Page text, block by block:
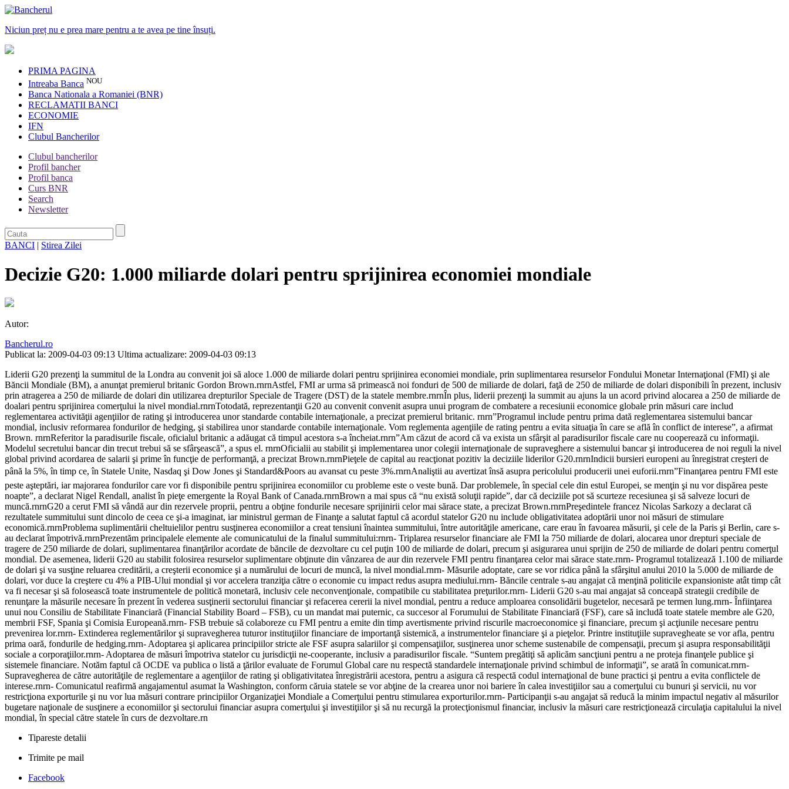
Niciun preț nu e prea mare pentru a te avea pe tine însuți.
PRIMA PAGINA
Intreaba Banca NOU
Banca Nationala a Romaniei (BNR)
RECLAMATII BANCI
ECONOMIE
IFN
Clubul Bancherilor
Clubul bancherilor
Profil bancher
Profil banca
Curs BNR
Search
Newsletter
BANCI | Stirea Zilei
Decizie G20: 1.000 miliarde dolari pentru sprijinirea economiei mondiale
Autor:
Bancherul.ro
Publicat la: 2009-04-03 09:13 Ultima actualizare: 2009-04-03 09:13
Liderii G20 prezenţi la summitul de la Londra au convenit joi să aloce 1.000 de miliarde dolari pentru sprijinirea economiei mondiale, prin suplimentarea resurselor Fondului Monetar Internaţional (FMI) şi ale
Băncii Mondiale (BM), a anunţat premierul britanic Gordon Brown.rnrnAstfel, FMI ar urma să primească noi fonduri de 500 de miliarde de dolari, faţă de 250 de miliarde de dolari disponibili în prezent, inclusiv
prin atragerea a 250 de miliarde de dolari din utilizarea drepturilor Speciale de Tragere (DST) de la statele membre.rnrnÎn plus, liderii prezenţi la summit au ajuns la un acord privind alocarea a 250 de miliarde de
doalari pentru sprijinirea comerţului la nivel mondial.rnrnTotodată, reprezentanţii G20 au convenit convenit asupra unui program de combatere a recesiunii economice globale prin măsuri care includ
reglementarea activităţii agenţiilor de rating şi introducerea unor standarde contabile internaţionale, a precizat premierul britanic. rnrn”Programul include pentru prima dată reglementarea sistemului bancar
mondial, inclusiv reformarea fondurilor de hedging, şi stabilirea unor standarde contabile internaţionale. Vom reglementa agenţiile de rating pentru a evita situaţia în care se află în conflict de interese”, a afirmat
Brown. rnrnReferitor la paradisurile fiscale, oficialul britanic a adăugat că timpul acestora s-a încheiat.rnrn”Am căzut de acord că va exista un sfârşit al paradisurilor fiscale care nu cooperează cu informaţii.
Modelul secretului bancar din trecut trebui să se sfârşească”, a spus el. rnrnOficialii au stabilit şi implementarea unor colegii internaţionale de supraveghere a sistemului bancar şi introducerea de noi reguli la nivel
global privind acordarea de salarii şi prime în funcţie de performanţă, a precizat Brown.rnrnPieţele de capital au reacţionat pozitiv la deciziile liderilor G20.rnrnIndicii bursieri europeni au înregistrat creşteri de
până la 5%, în timp ce, în Statele Unite, Nasdaq şi Dow Jones şi Standard&Poors au avansat cu peste 3%.rnrnAnaliştii au avertizat însă asupra pericolului producerii unei euforii.rnrn”Finanţarea pentru FMI este
peste aşteptări, iar majorarea fondurilor care vor fi disponibile pentru sprijinirea economiilor cu probleme este o veste bună. Dar problemele, în special cele din estul Europei, se menţin şi nu vor dispărea peste
noapte”, a declarat Nigel Rendall, analist în pieţe emergente la Royal Bank of Canada.rnrnBrown a mai spus că “nu există soluţii rapide”, dar că deciziile pot să scurteze recesiunea şi să salveze locuri de
muncă.rnrnG20 a cerut FMI să vândă aur din rezervele proprii, pentru a obţine fondurile necesare sprijinirii celor mai sărace state, a precizat Brown.rnrnPreşedintele francez Nicolas Sarkozy a declarat că
rezultatele summitului sunt dincolo de ceea ce şi-a imaginat, iar ministrul german de Finanţe a salutat faptul că acordul statelor G20 nu include obligativitatea adoptării unor noi măsuri de stimulare
economică.rnrnProblema suplimentării cheltuielilor pentru susţinerea economiilor a creat tensiuni înaintea summitului, între autorităţile americane, care erau în favoarea măsurii, şi cele de la Paris şi Berlin, care s-
au declarat împotrivă.rnrnPrezentăm principalele elemente ale comunicatului de la finalul summitului:rnrn- Triplarea resurselor financiare ale FMI la 750 miliarde de dolari, alocarea unor drepturi speciale de
tragere de 250 miliarde de dolari, suplimentarea finanţărilor acordate de băncile de dezvoltare cu cel puţin 100 de miliarde de dolari, precum şi asigurarea unui sprijin de 250 de miliarde de dolari pentru comerţul
mondial. De asemenea, liderii G20 au stabilit folosirea resurselor suplimentare obţinute din vânzarea de aur din rezervele FMI pentru finanţarea celor mai sărace state.rnrn- Programul totalizează 1.100 de miliarde
de dolari şi va susţine reluarea creditării, a creşterii economice şi a numărului de locuri de muncă, la nivel mondial.rnrn- Măsurile adoptate, care se vor ridica până la sfârşitul anului 2010 la 5.000 de miliarde de
dolari, vor duce la creştere cu 4% a PIB-Ului mondial şi vor accelera tranziţia către o economie cu impact redus asupra mediului.rnrn- Băncile centrale s-au angajat că menţină politicile expansioniste atât timp cât
va fi necesar şi să folosească toate instrumentele de politică monetară, inclusiv cele neconvenţionale, compatibile cu stabilitatea preţurilor.rnrn- Liderii G20 s-au mai angajat să conceapă strategii credibile de
renunţare la măsurile necesare în prezent în vederea susţinerii sectorului financiar şi refacerea cererii la nivel mondial, pentru a reduce amploarea consolidării bugetelor, necesară pe termen lung.rnrn- Înfiinţarea
unui nou Consiliu de Stabilitate Financiară (Financial Stability Board – FSB), cu un mandat mai puternic, ca succesor al Forumului de Stabilitate Financiară (FSF), care să includă toate statele membre ale G20,
membrii FSF, Spania şi Comisia Europeană.rnrn- FSB trebuie să colaboreze cu FMI pentru a emite din timp avertismente privind riscurile macroeconomice şi financiare, precum şi acţiunile necesare pentru
prevenirea lor.rnrn- Extinderea reglementărilor şi supravegherea tuturor instituţiilor financiare de importanţă sistemică, a instrumentelor financiare şi a pieţelor. Printre instituţiile supravegheate se vor afla, pentru
prima oară, fondurile de hedging.rnrn- Adoptarea şi aplicarea principiilor stricte ale FSF asupra salariilor şi compensaţiilor, susţinerea unor scheme sustenabile de compensaţii, precum şi asupra responsabilităţii
sociale a corporaţiilor.rnrn- Adoptarea de măsuri împotriva statelor cu jurisdicţii ne-cooperante, inclusiv a paradisurilor fiscale. “Suntem pregătiţi să aplicăm sancţiuni pentru a ne proteja finanţele publice şi
sistemele financiare. Notăm faptul că OCDE va publica o listă a ţărilor evaluate de Forumul Global care nu respectă standardele internaţionale privind schimbul de informaţii”, se arată în comunicat.rnrn-
Supravegherea de către autorităţile de reglementare a agenţiilor de rating şi obligativitatea înregistrării acestora, pentru a asigura că respectă codul internaţional de bune practici şi pentru a evita conflictele de
interese.rnrn- Comunicatul reafirmă angajamentul asumat la Washington, conform căruia statele se vor abţine de la crearea unor noi bariere în calea investiţiilor sau a comerţului cu bunuri şi servicii, nu vor
restricţiona exporturile şi nu vor lua măsuri contrare principiilor Organizaţiei Mondiale a Comerţului pentru stimularea exporturilor.rnrn- Participanţii s-au angajat să reducă la minim impactul negativ al măsurilor
bugetare naţionale de susţinere a economiilor şi sectorului financiar asupra comerţului şi investiţiilor şi să nu recurgă la protecţionismul financiar, inclusiv la măsuri care restricţionează circulaţia capitalului la nivel
mondial, în special către statele în curs de dezvoltare.rn
Tipareste detalii
Trimite pe mail
Facebook